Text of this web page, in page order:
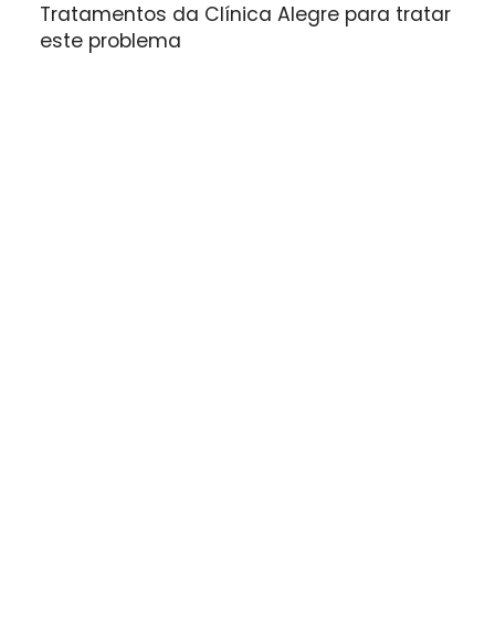
Quando procurar ajuda
Tratamentos da Clínica Alegre para tratar
este problema